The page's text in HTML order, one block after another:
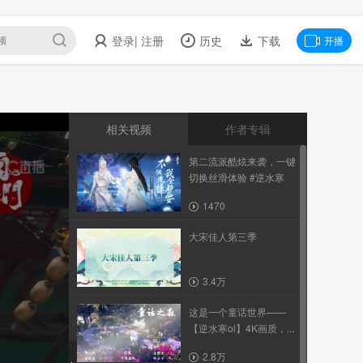
登录| 注册 历史 下载 开播
相关视频 作者专辑
第二流派酷炫来袭，一键
切换丝滑体验 #逆水寒
1470
大宋佳人第三季
3.4万
这是一个童话世界——
【逆水寒ol】4K画质，...
2.8万